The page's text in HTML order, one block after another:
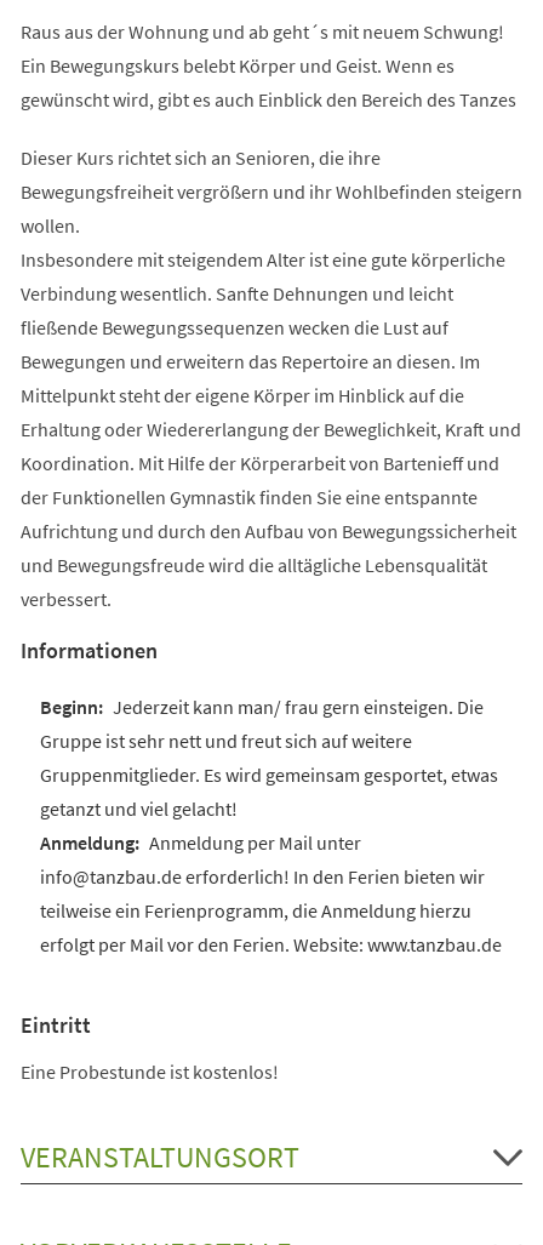
Raus aus der Wohnung und ab geht´s mit neuem Schwung!
Ein Bewegungskurs belebt Körper und Geist. Wenn es
gewünscht wird, gibt es auch Einblick den Bereich des Tanzes
Dieser Kurs richtet sich an Senioren, die ihre
Bewegungsfreiheit vergrößern und ihr Wohlbefinden steigern
wollen.
Insbesondere mit steigendem Alter ist eine gute körperliche
Verbindung wesentlich. Sanfte Dehnungen und leicht
fließende Bewegungssequenzen wecken die Lust auf
Bewegungen und erweitern das Repertoire an diesen. Im
Mittelpunkt steht der eigene Körper im Hinblick auf die
Erhaltung oder Wiedererlangung der Beweglichkeit, Kraft und
Koordination. Mit Hilfe der Körperarbeit von Bartenieff und
der Funktionellen Gymnastik finden Sie eine entspannte
Aufrichtung und durch den Aufbau von Bewegungssicherheit
und Bewegungsfreude wird die alltägliche Lebensqualität
verbessert.
Informationen
Jederzeit kann man/ frau gern einsteigen. Die
Gruppe ist sehr nett und freut sich auf weitere
Gruppenmitglieder. Es wird gemeinsam gesportet, etwas
getanzt und viel gelacht!
Anmeldung per Mail unter
info@tanzbau.de erforderlich! In den Ferien bieten wir
teilweise ein Ferienprogramm, die Anmeldung hierzu
erfolgt per Mail vor den Ferien. Website: www.tanzbau.de
Eintritt
Eine Probestunde ist kostenlos!
VERANSTALTUNGSORT